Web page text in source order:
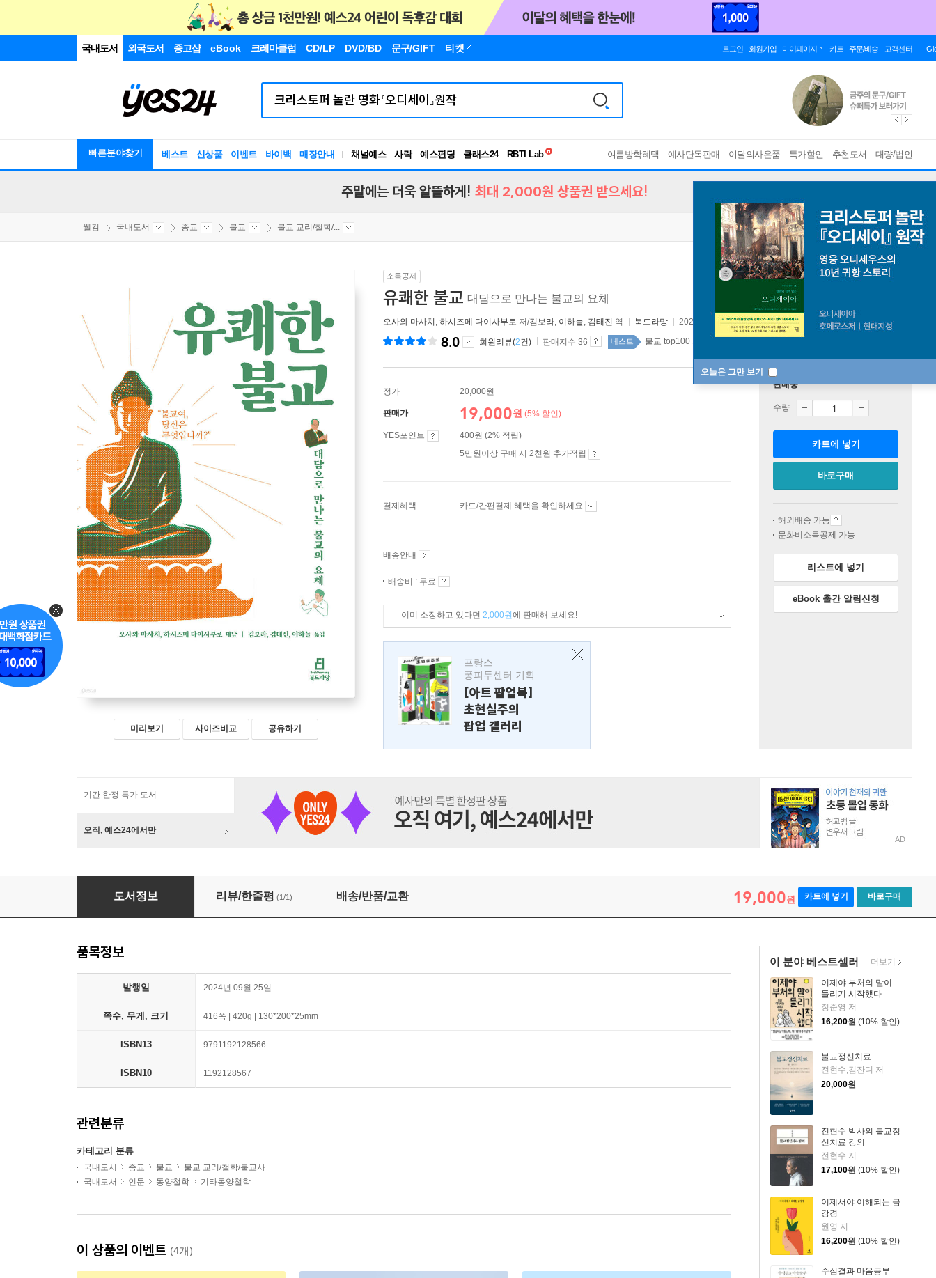
국내도서 외국도서 중고샵 eBook 크레마클럽 CD/LP DVD/BD 문구/GIFT 티켓 로그인 회원가입 마이페이지 카트 주문/배송 고객센터
빠른분야찾기 베스트 신상품 이벤트 바이백 매장안내 채널예스 사락 예스펀딩 클래스24
독서유형검사
여름방학혜택 예사단독판매 이달의사은품 특가할인 추천도서 대량/법인
오늘은 그만 보기
주말에는 더욱 알뜰하게! 최대 2,000원 상품권 받으세요!
웰컴 국내도서 종교 불교 불교 교리/철학/...
미리보기 사이즈비교 공유하기
소득공제
유쾌한 불교 대담으로 만나는 불교의 요체
오사와 마사치 , 하시즈메 다이사부로 저/김보라, 이하늘, 김태진 역 북드라망 2024년 09월 25일
8.0 회원리뷰(2건) 판매지수 36 베스트 불교 top100 1주
정가 20,000원
판매가 19,000원 (5% 할인)
YES포인트
400원 (2% 적립)
5만원이상 구매 시 2천원 추가적립
결제혜택 카드/간편결제 혜택을 확인하세요
배송안내
배송비 : 무료
이미 소장하고 있다면 2,000원에 판매해 보세요!
프랑스
퐁피두센터 기획
[아트 팝업북]
초현실주의
팝업 갤러리
판매중
수량
카트에 넣기
바로구매
해외배송 가능
문화비소득공제 가능
리스트에 넣기
eBook 출간 알림신청
기간 한정 특가 도서
오직, 예스24에서만
AD
유쾌한 불교
도서정보 리뷰/한줄평 (1/1) 배송/반품/교환 19,000원 카트에 넣기 바로구매
이 분야 베스트셀러
이제야 부처의 말이
들리기 시작했다
정준영 저
16,200원 (10% 할인)
불교정신치료
전현수,김잔디 저
20,000원
전현수 박사의 불교정
신치료 강의
전현수 저
17,100원 (10% 할인)
이제서야 이해되는 금
강경
원영 저
16,200원 (10% 할인)
수심결과 마음공부
더보기
품목정보
발행일 2024년 09월 25일
쪽수, 무게, 크기 416쪽 | 420g | 130*200*25mm
ISBN13 9791192128566
ISBN10 1192128567
관련분류
카테고리 분류
국내도서 종교 불교
불교 교리/철학/불교사
국내도서
인문 동양철학 기타동양철학
이 상품의 이벤트 (4개)